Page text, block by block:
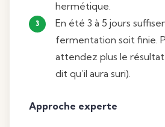
hermétique.
En été 3 à 5 jours
fermentation soit finie.
attendez plus le résultat
dit qu’il aura suri).
Approche experte